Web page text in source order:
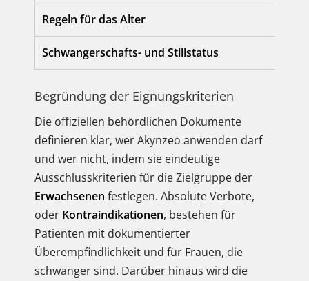
Regeln für das Alter
Schwangerschafts- und Stillstatus
Begründung der Eignungskriterien
Die offiziellen behördlichen Dokumente
definieren klar, wer Akynzeo anwenden darf
und wer nicht, indem sie eindeutige
Ausschlusskriterien für die Zielgruppe der
Erwachsenen festlegen. Absolute Verbote,
oder Kontraindikationen, bestehen für
Patienten mit dokumentierter
Überempfindlichkeit und für Frauen, die
schwanger sind. Darüber hinaus wird die